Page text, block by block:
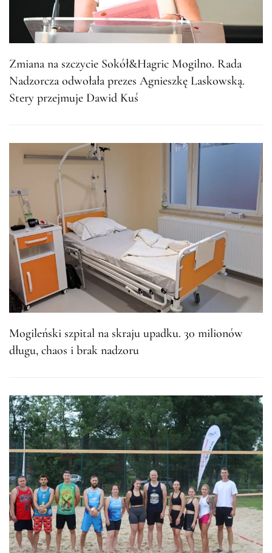
Zmiana na szczycie Sokół&Hagric Mogilno. Rada
Nadzorcza odwołała prezes Agnieszkę Laskowską.
Stery przejmuje Dawid Kuś
Mogileński szpital na skraju upadku. 30 milionów
długu, chaos i brak nadzoru